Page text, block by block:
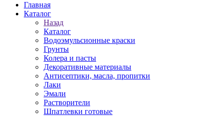
Главная
Каталог
Назад
Каталог
Водоэмульсионные краски
Грунты
Колера и пасты
Декоративные материалы
Антисептики, масла, пропитки
Лаки
Эмали
Растворители
Шпатлевки готовые